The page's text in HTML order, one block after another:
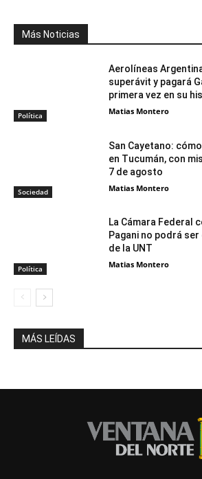
Más Noticias
Política
Aerolíneas
superávit y pagará
primera vez en su
Matias Montero
Sociedad
San Cayetano:
en Tucumán, con
7 de agosto
Matias Montero
Política
La Cámara Federal
Pagani no podrá
de la UNT
Matias Montero
MÁS LEÍDAS